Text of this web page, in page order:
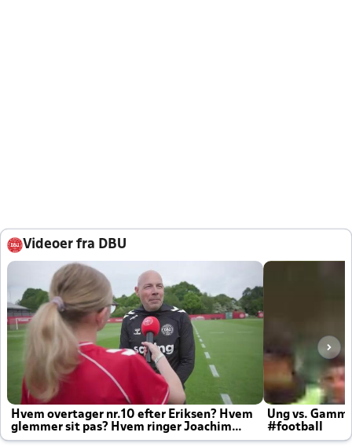
Videoer fra DBU
Hvem overtager nr.10 efter Eriksen? Hvem
glemmer sit pas? Hvem ringer Joachim
altid til efter kampe?
Ung vs.
#football